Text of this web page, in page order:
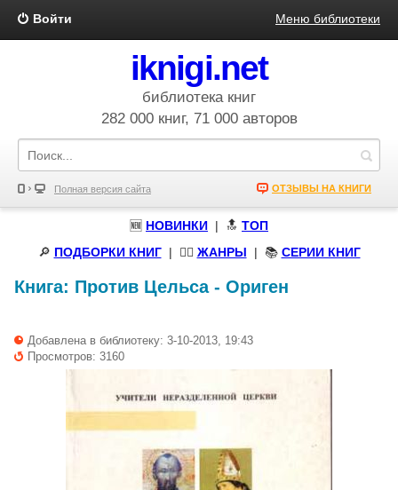
Войти Меню библиотеки
iknigi.net
библиотека книг
282 000 книг, 71 000 авторов
Полная версия сайта ОТЗЫВЫ НА КНИГИ
🆕 НОВИНКИ | 🔝 ТОП
🔎 ПОДБОРКИ КНИГ| 🧝‍♀️ ЖАНРЫ | 📚 СЕРИИ КНИГ
Книга: Против Цельса- Ориген
Добавлена в библиотеку: 3-10-2013, 19:43
Просмотров: 3160